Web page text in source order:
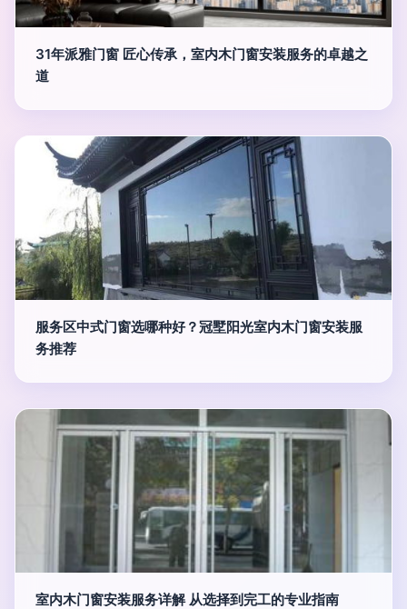
31年派雅门窗 匠心传承，室内木门窗安装服务的卓越之
道
服务区中式门窗选哪种好？冠墅阳光室内木门窗安装服
务推荐
室内木门窗安装服务详解 从选择到完工的专业指南